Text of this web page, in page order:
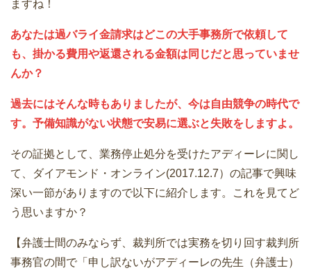
ますね！
あなたは過バライ金請求はどこの大手事務所で依頼して
も、掛かる費用や返還される金額は同じだと思っていませ
んか？
過去にはそんな時もありましたが、今は自由競争の時代で
す。予備知識がない状態で安易に選ぶと失敗をしますよ。
その証拠として、業務停止処分を受けたアディーレに関し
て、ダイアモンド・オンライン(2017.12.7）の記事で興味
深い一節がありますので以下に紹介します。これを見てど
う思いますか？
【弁護士間のみならず、裁判所では実務を切り回す裁判所
事務官の間で「申し訳ないがアディーレの先生（弁護士）